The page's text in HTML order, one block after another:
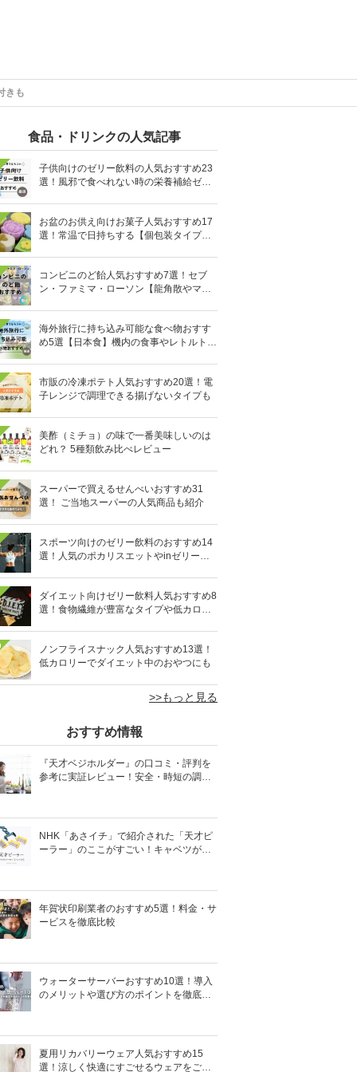
きも
食品・ドリンクの人気記事
子供向けのゼリー飲料の人気おすすめ23
選！風邪で食べれない時の栄養補給ゼリ
お盆のお供え向けお菓子人気おすすめ17
選！常温で日持ちする【個包装タイプ
コンビニのど飴人気おすすめ7選！セブ
ン・ファミマ・ローソン【龍角散やマヌ
海外旅行に持ち込み可能な食べ物おすす
め5選【日本食】機内の食事やレトルト食
市販の冷凍ポテト人気おすすめ20選！電
子レンジで調理できる揚げないタイプも
美酢（ミチョ）の味で一番美味しいのは
どれ？ 5種類飲み比べレビュー
スーパーで買えるせんべいおすすめ31
選！ ご当地スーパーの人気商品も紹介
スポーツ向けのゼリー飲料のおすすめ14
選！人気のポカリスエットやinゼリーな
ダイエット向けゼリー飲料人気おすすめ8
選！食物繊維が豊富なタイプや低カロリ
ノンフライスナック人気おすすめ13選！
低カロリーでダイエット中のおやつにも
>>もっと見る
おすすめ情報
『天才ベジホルダー』の口コミ・評判を
参考に実証レビュー！安全・時短の調理
NHK「あさイチ」で紹介された「天才ピ
ーラー」のここがすごい！キャベツがほ
年賀状印刷業者のおすすめ5選！料金・サ
ービスを徹底比較
ウォーターサーバーおすすめ10選！導入
のメリットや選び方のポイントを徹底解
夏用リカバリーウェア人気おすすめ15
選！涼しく快適にすごせるウェアをご紹